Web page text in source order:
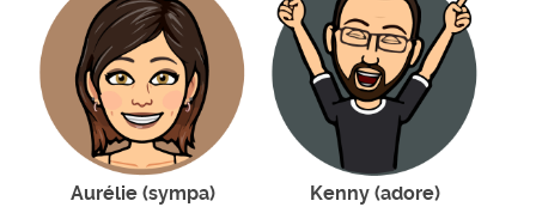
Aurélie (sympa) Kenny (adore)